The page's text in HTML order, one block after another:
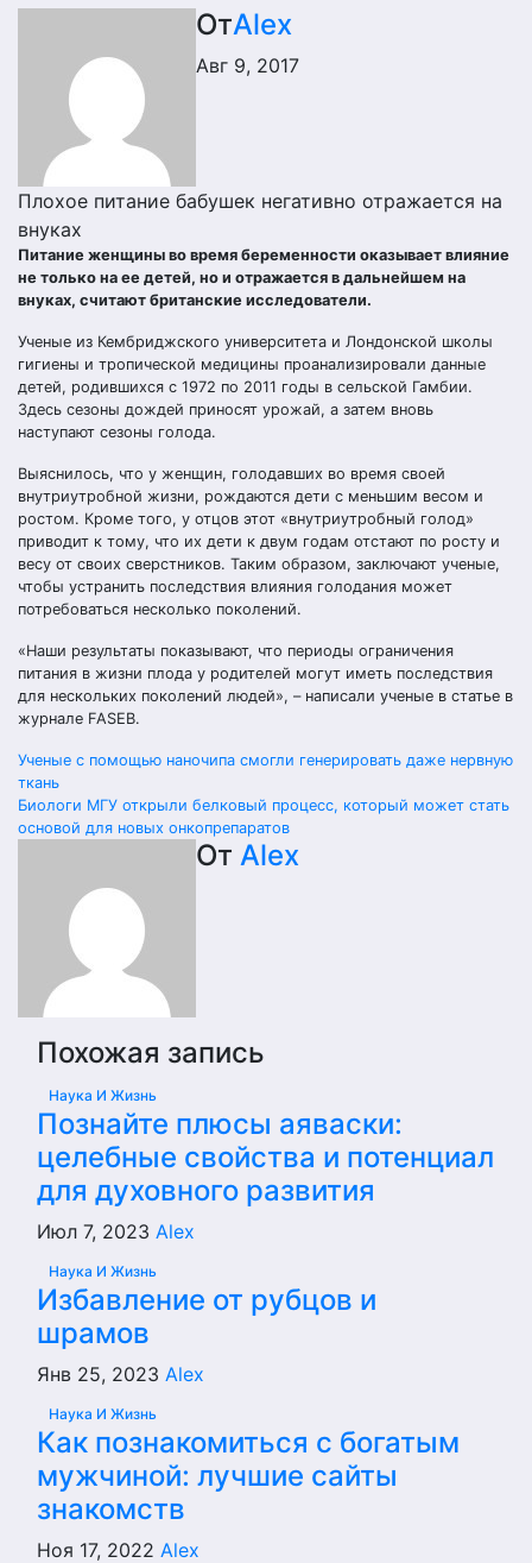
ОтAlex
Авг 9, 2017
Плохое питание бабушек негативно отражается на
внуках
Питание женщины во время беременности оказывает влияние
не только на ее детей, но и отражается в дальнейшем на
внуках, считают британские исследователи.
Ученые из Кембриджского университета и Лондонской школы
гигиены и тропической медицины проанализировали данные
детей, родившихся с 1972 по 2011 годы в сельской Гамбии.
Здесь сезоны дождей приносят урожай, а затем вновь
наступают сезоны голода.
Выяснилось, что у женщин, голодавших во время своей
внутриутробной жизни, рождаются дети с меньшим весом и
ростом. Кроме того, у отцов этот «внутриутробный голод»
приводит к тому, что их дети к двум годам отстают по росту и
весу от своих сверстников. Таким образом, заключают ученые,
чтобы устранить последствия влияния голодания может
потребоваться несколько поколений.
«Наши результаты показывают, что периоды ограничения
питания в жизни плода у родителей могут иметь последствия
для нескольких поколений людей», – написали ученые в статье в
журнале FASEB.
Навигация
по
Ученые с помощью наночипа смогли генерировать даже нервную
ткань
Биологи МГУ открыли белковый процесс, который может стать
основой для новых онкопрепаратов
От Alex
Похожая запись
Наука И Жизнь
Познайте плюсы аяваски:
целебные свойства и потенциал
для духовного развития
Июл 7, 2023 Alex
Наука И Жизнь
Избавление от рубцов и
шрамов
Янв 25, 2023 Alex
Наука И Жизнь
Как познакомиться с богатым
мужчиной: лучшие сайты
знакомств
Ноя 17, 2022 Alex